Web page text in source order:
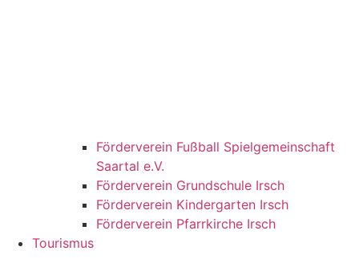
Förderverein Fußball Spielgemeinschaft
Saartal e.V.
Förderverein Grundschule Irsch
Förderverein Kindergarten Irsch
Förderverein Pfarrkirche Irsch
Tourismus